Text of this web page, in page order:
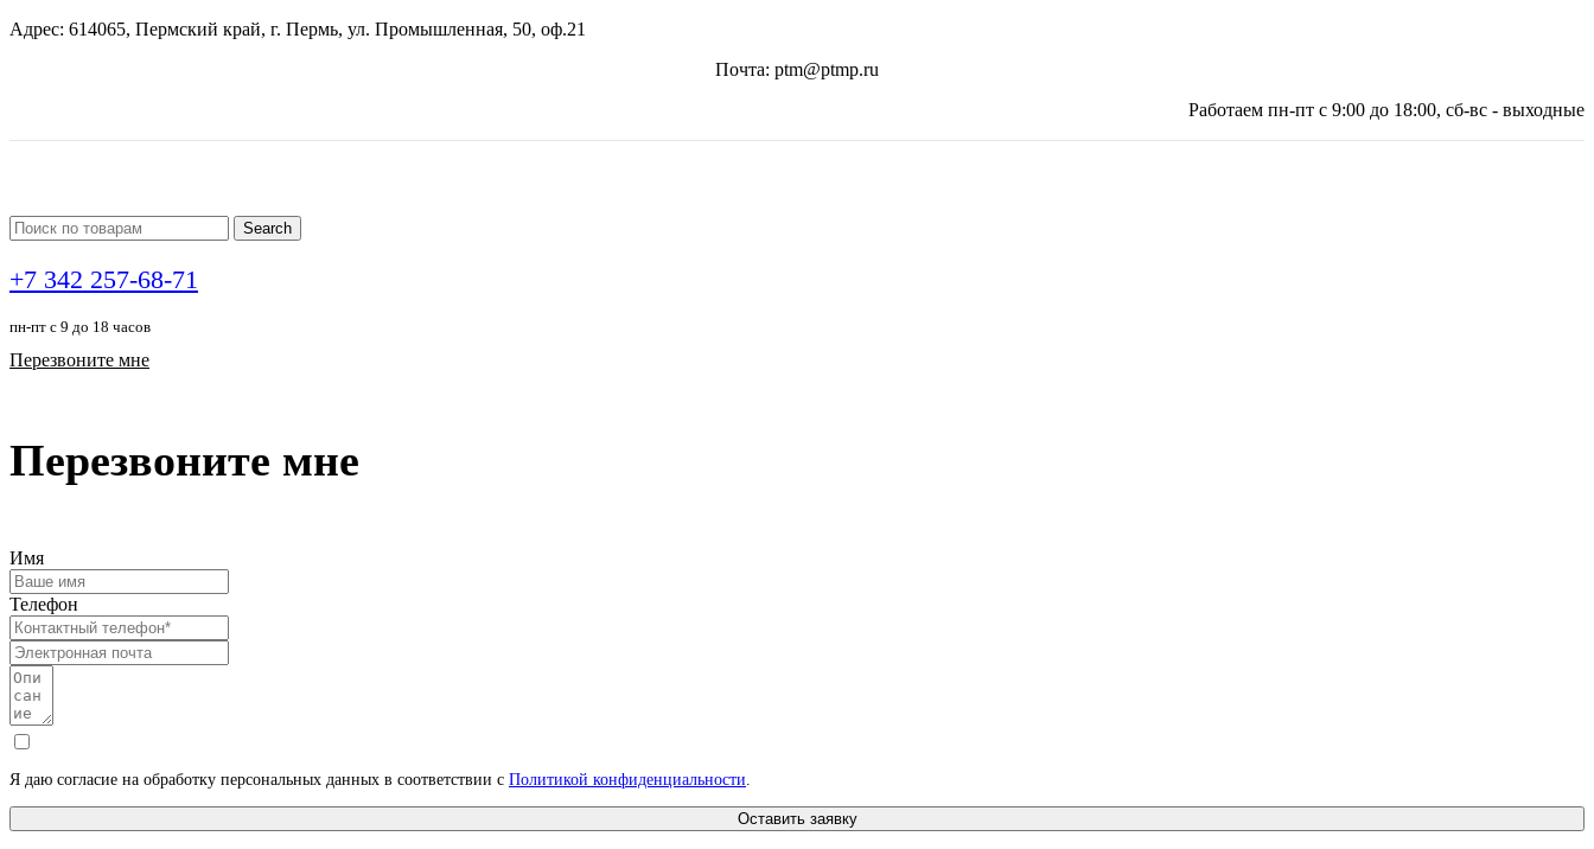
Адрес: 614065, Пермский край, г. Пермь, ул. Промышленная, 50, оф.21
Почта: ptm@ptmp.ru
Работаем пн-пт с 9:00 до 18:00, сб-вс - выходные
Search
+7 342 257-68-71
пн-пт с 9 до 18 часов
Перезвоните мне
Перезвоните мне
Имя
Телефон
Я даю согласие на обработку персональных данных в соответствии с Политикой конфиденциальности.
Оставить заявку